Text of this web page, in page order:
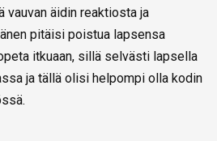
vauvan äidin reaktiosta ja
pitäisi poistua lapsensa
itkuaan, sillä selvästi lapsella
ja tällä olisi helpompi olla kodin